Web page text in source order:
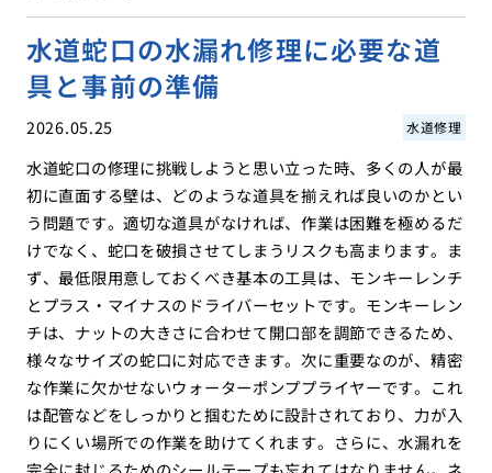
水道蛇口の水漏れ修理に必要な道
具と事前の準備
2026.05.25 水道修理
水道蛇口の修理に挑戦しようと思い立った時、多くの人が最
初に直面する壁は、どのような道具を揃えれば良いのかとい
う問題です。適切な道具がなければ、作業は困難を極めるだ
けでなく、蛇口を破損させてしまうリスクも高まります。ま
ず、最低限用意しておくべき基本の工具は、モンキーレンチ
とプラス・マイナスのドライバーセットです。モンキーレン
チは、ナットの大きさに合わせて開口部を調節できるため、
様々なサイズの蛇口に対応できます。次に重要なのが、精密
な作業に欠かせないウォーターポンププライヤーです。これ
は配管などをしっかりと掴むために設計されており、力が入
りにくい場所での作業を助けてくれます。さらに、水漏れを